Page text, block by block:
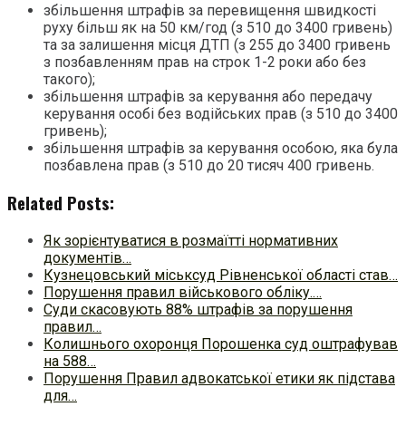
збільшення штрафів за перевищення швидкості
руху більш як на 50 км/год (з 510 до 3400 гривень)
та за залишення місця ДТП (з 255 до 3400 гривень
з позбавленням прав на строк 1-2 роки або без
такого);
збільшення штрафів за керування або передачу
керування особі без водійських прав (з 510 до 3400
гривень);
збільшення штрафів за керування особою, яка була
позбавлена прав (з 510 до 20 тисяч 400 гривень.
Related Posts:
Як зорієнтуватися в розмаїтті нормативних
документів…
Кузнецовський міськсуд Рівненської області став…
Порушення правил військового обліку.…
Суди скасовують 88% штрафів за порушення
правил…
Колишнього охоронця Порошенка суд оштрафував
на 588…
Порушення Правил адвокатської етики як підстава
для…